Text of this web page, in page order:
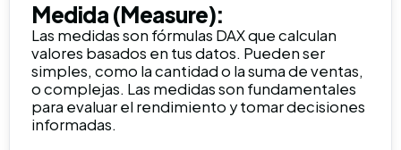
Medida (Measure):
Las medidas son fórmulas DAX que calculan
valores basados en tus datos. Pueden ser
simples, como la cantidad o la suma de ventas,
o complejas. Las medidas son fundamentales
para evaluar el rendimiento y tomar decisiones
informadas.